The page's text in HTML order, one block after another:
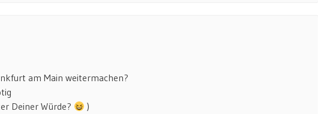
am Main weitermachen?
Deiner Würde?
)